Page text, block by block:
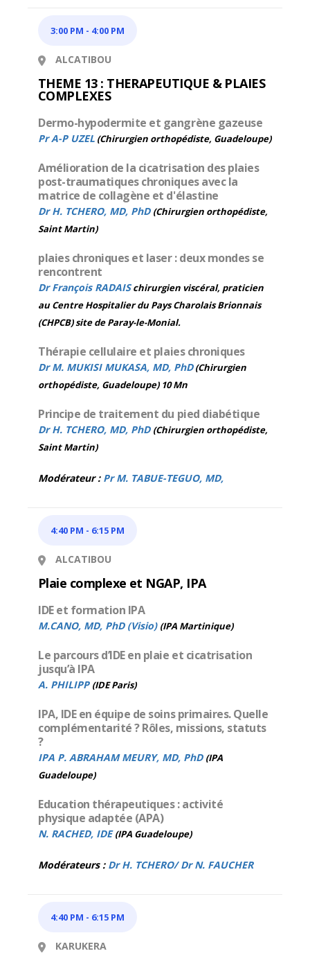
3:00 PM - 4:00 PM
ALCATIBOU
THEME 13 : THERAPEUTIQUE & PLAIES
COMPLEXES
Dermo-hypodermite et gangrène gazeuse
Pr A-P UZEL (Chirurgien orthopédiste, Guadeloupe)
Amélioration de la cicatrisation des plaies
post-traumatiques chroniques avec la
matrice de collagène et d'élastine
Dr H. TCHERO, MD, PhD (Chirurgien orthopédiste,
Saint Martin)
plaies chroniques et laser : deux mondes se
rencontrent
Dr François RADAISchirurgien viscéral, praticien
au Centre Hospitalier du Pays Charolais Brionnais
(CHPCB) site de Paray-le-Monial.
Thérapie cellulaire et plaies chroniques
Dr M. MUKISI MUKASA, MD, PhD(Chirurgien
orthopédiste, Guadeloupe) 10 Mn
Principe de traitement du pied diabétique
Dr H. TCHERO, MD, PhD (Chirurgien orthopédiste,
Saint Martin)
Modérateur :Pr M. TABUE-TEGUO, MD,
4:40 PM - 6:15 PM
ALCATIBOU
Plaie complexe et NGAP, IPA
IDE et formation IPA
M.CANO, MD, PhD (Visio) (IPA Martinique)
Le parcours d’IDE en plaie et cicatrisation
jusqu’à IPA
A. PHILIPP (IDE Paris)
IPA, IDE en équipe de soins primaires. Quelle
complémentarité ? Rôles, missions, statuts
?
IPA P. ABRAHAM MEURY, MD, PhD (IPA
Guadeloupe)
Education thérapeutiques : activité
physique adaptée (APA)
N. RACHED, IDE(IPA Guadeloupe)
Modérateurs :Dr H. TCHERO/ Dr N. FAUCHER
4:40 PM - 6:15 PM
KARUKERA